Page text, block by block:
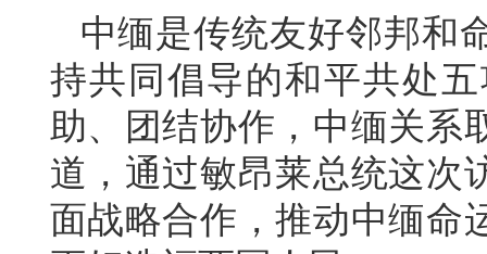
中缅是传统友好邻邦和
持共同倡导的和平共处
助、团结协作，中缅关系
道，通过敏昂莱总统这次
面战略合作，推动中缅命